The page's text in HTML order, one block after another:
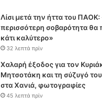
Λίσι μετά την ήττα του
περισσότερη σοβαρότητα θα
κάτι καλύτερο»
32 λεπτά πρίν
Χαλαρή έξοδος για τον
Μητσοτάκη και τη σύζυγό
στα Χανιά, φωτογραφίες
45 λεπτά πρίν